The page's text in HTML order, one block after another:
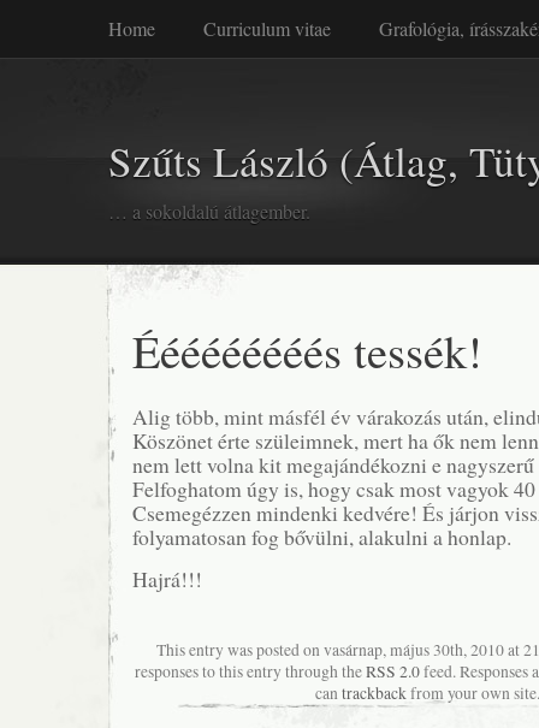
Home Curriculum vitae Grafológia,
… a sokoldalú átlagember.
Szűts László (Átlag,
Ééééééééés tessék!
Alig több, mint másfél év várakozás után,
Köszönet érte szüleimnek, mert ha ők nem
nem lett volna kit megajándékozni e nagyszerű
Felfoghatom úgy is, hogy csak most vagyok
Csemegézzen mindenki kedvére! És járjon
folyamatosan fog bővülni, alakulni a honlap.
Hajrá!!!
This entry was posted on vasárnap, május 30th, 2010 at
responses to this entry through theRSS 2.0feed. Responses
can trackback from your own site.